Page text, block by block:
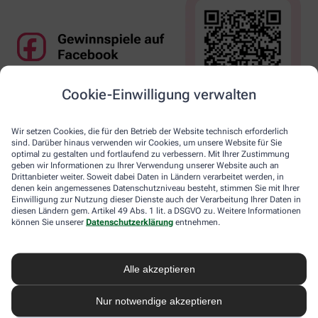
Cookie-Einwilligung verwalten
Wir setzen Cookies, die für den Betrieb der Website technisch erforderlich
sind. Darüber hinaus verwenden wir Cookies, um unsere Website für Sie
optimal zu gestalten und fortlaufend zu verbessern. Mit Ihrer Zustimmung
geben wir Informationen zu Ihrer Verwendung unserer Website auch an
Drittanbieter weiter. Soweit dabei Daten in Ländern verarbeitet werden, in
denen kein angemessenes Datenschutzniveau besteht, stimmen Sie mit Ihrer
Einwilligung zur Nutzung dieser Dienste auch der Verarbeitung Ihrer Daten in
diesen Ländern gem. Artikel 49 Abs. 1 lit. a DSGVO zu. Weitere Informationen
können Sie unserer Datenschutzerklärung entnehmen.
Alle akzeptieren
Nur notwendige akzeptieren